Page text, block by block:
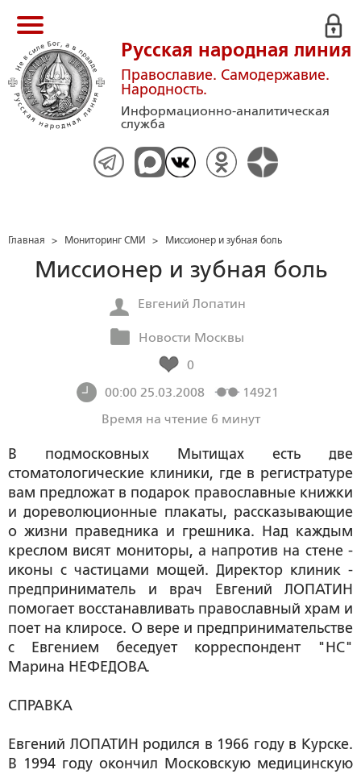
Русская народная линия
Православие. Самодержавие.
Народность.
Информационно-аналитическая
служба
Главная > Мониторинг СМИ > Миссионер и зубная боль
Миссионер и зубная боль
Евгений Лопатин
Новости Москвы
0
00:00 25.03.2008
14921
Время на чтение 6 минут
В подмосковных Мытищах есть две
стоматологические клиники, где в регистратуре
вам предложат в подарок православные книжки
и дореволюционные плакаты, рассказывающие
о жизни праведника и грешника. Над каждым
креслом висят мониторы, а напротив на стене -
иконы с частицами мощей. Директор клиник -
предприниматель и врач Евгений ЛОПАТИН
помогает восстанавливать православный храм и
поет на клиросе. О вере и предпринимательстве
с Евгением беседует корреспондент "НС"
Марина НЕФЕДОВА.
CПРАВКА
Евгений ЛОПАТИН родился в 1966 году в Курске.
В 1994 году окончил Московскую медицинскую